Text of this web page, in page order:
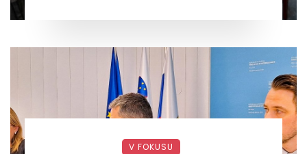
V FOKUSU